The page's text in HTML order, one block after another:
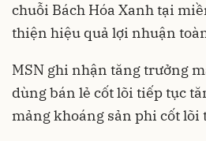
chuỗi Bách Hóa Xanh tại
thiện hiệu quả lợi nhuận
MSN ghi nhận tăng trưởng
dùng bán lẻ cốt lõi tiếp tục
mảng khoáng sản phi cốt lõi